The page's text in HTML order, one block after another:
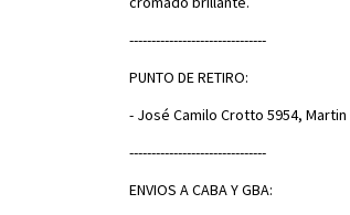
-------------------------------
PUNTO DE RETIRO:
- José Camilo Crotto 5954,
-------------------------------
ENVIOS A CABA Y GBA: